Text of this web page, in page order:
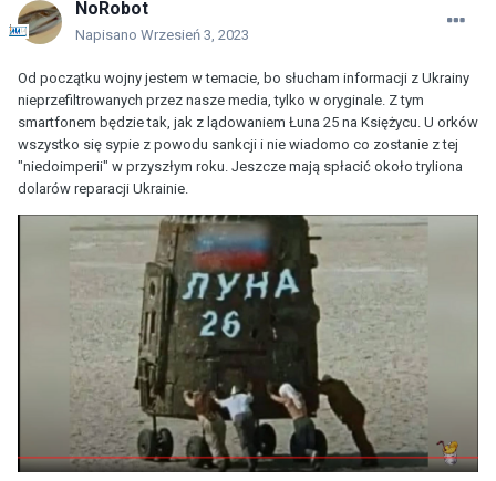
NoRobot
Napisano Wrzesień 3, 2023
Od początku wojny jestem w temacie, bo słucham informacji z Ukrainy
nieprzefiltrowanych przez nasze media, tylko w oryginale. Z tym
smartfonem będzie tak, jak z lądowaniem Łuna 25 na Księżycu. U orków
wszystko się sypie z powodu sankcji i nie wiadomo co zostanie z tej
"niedoimperii" w przyszłym roku. Jeszcze mają spłacić około tryliona
dolarów reparacji Ukrainie.